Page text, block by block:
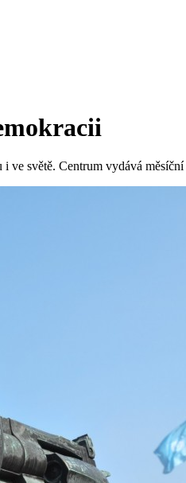
i ve světě. Centrum vydává měsíční